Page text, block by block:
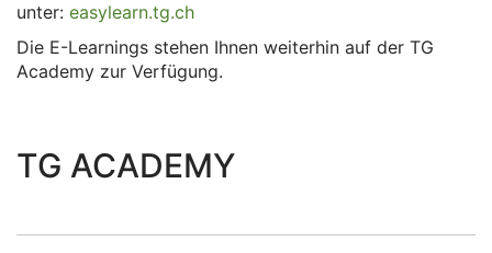
unter: easylearn.tg.ch
Die E-Learnings stehen Ihnen weiterhin auf der TG
Academy zur Verfügung.
TG ACADEMY